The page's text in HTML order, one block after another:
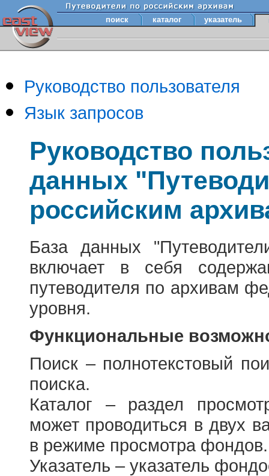
поиск каталог указатель
Руководство пользователя
Язык запросов
Руководство
данных
российским
База данных
включает в себя
путеводителя по архивам
уровня.
Функциональные
Поиск – полнотекстовый
поиска.
Каталог – раздел
может проводиться в двух
в режиме просмотра фондов.
Указатель – указатель